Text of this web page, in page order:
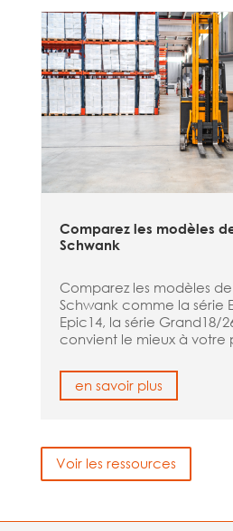
Comparez les modèles
Schwank
Comparez les modèles
Schwank comme la série
Epic14, la série Grand18/
convient le mieux à votre
en savoir plus
Voir les ressources